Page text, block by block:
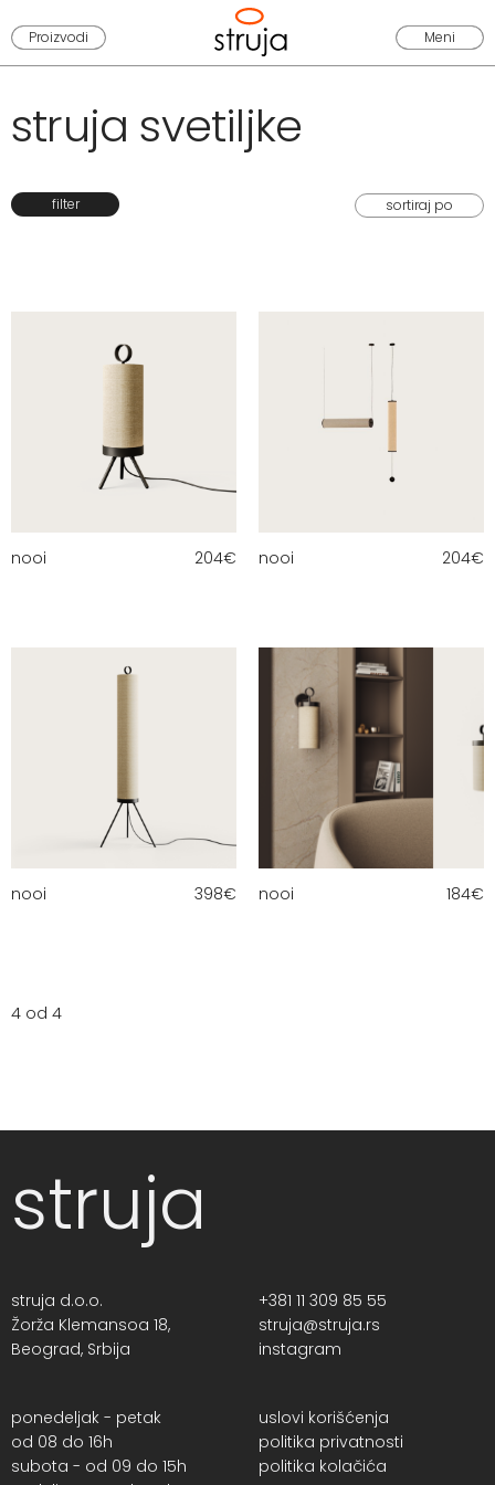
Proizvodi Meni
struja svetiljke
filter
nooi 204€ nooi 204€
nooi 398€ nooi 184€
4 od 4
struja
struja d.o.o.
Žorža Klemansoa 18,
Beograd, Srbija
+381 11 309 85 55
struja@struja.rs
instagram
ponedeljak - petak
od 08 do 16h
subota - od 09 do 15h
uslovi korišćenja
politika privatnosti
politika kolačića